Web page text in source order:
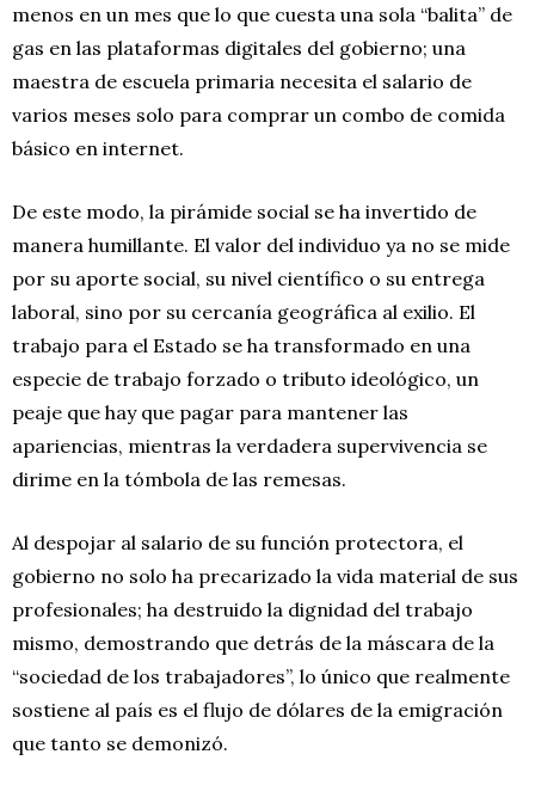
menos en un mes que lo que cuesta una sola “balita” de
gas en las plataformas digitales del gobierno; una
maestra de escuela primaria necesita el salario de
varios meses solo para comprar un combo de comida
básico en internet.
De este modo, la pirámide social se ha invertido de
manera humillante. El valor del individuo ya no se mide
por su aporte social, su nivel científico o su entrega
laboral, sino por su cercanía geográfica al exilio. El
trabajo para el Estado se ha transformado en una
especie de trabajo forzado o tributo ideológico, un
peaje que hay que pagar para mantener las
apariencias, mientras la verdadera supervivencia se
dirime en la tómbola de las remesas.
Al despojar al salario de su función protectora, el
gobierno no solo ha precarizado la vida material de sus
profesionales; ha destruido la dignidad del trabajo
mismo, demostrando que detrás de la máscara de la
“sociedad de los trabajadores”, lo único que realmente
sostiene al país es el flujo de dólares de la emigración
que tanto se demonizó.